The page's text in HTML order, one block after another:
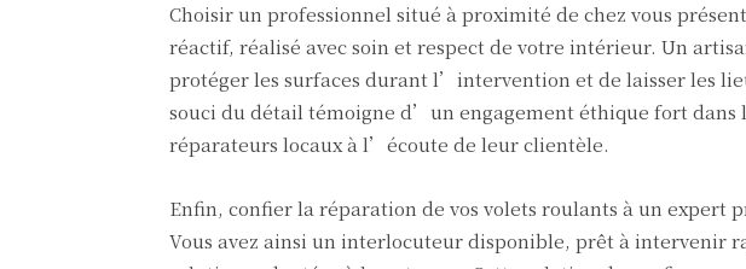
Choisir un professionnel situé à proximité de chez vous
réactif, réalisé avec soin et respect de votre intérieur. Un
protéger les surfaces durant l’intervention et de laisser les
souci du détail témoigne d’un engagement éthique fort
réparateurs locaux à l’écoute de leur clientèle.
Enfin, confier la réparation de vos volets roulants à un expert
Vous avez ainsi un interlocuteur disponible, prêt à intervenir